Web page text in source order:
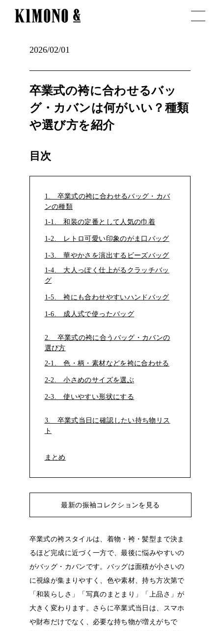
2026/02/01
卒業式の袴に合わせるバッ
グ・カバンは何がいい？種類
や選び方を紹介
目次
1. 卒業式の袴に合わせるバッグ・カバ
ンの種類
1-1. 和装の定番として人気の巾着
1-2. レトロ可愛い印象のがま口バッグ
1-3. 華やかさを演出するビーズバッグ
1-4. 大人っぽく仕上がるクラッチバッ
グ
1-5. 袴にも合わせやすいハンドバッグ
1-6. 成人式で使ったバッグ
2. 卒業式の袴に合うバッグ・カバンの
選び方
2-1. 色・柄・素材などを袴に合わせる
2-2. 小さめのサイズを選ぶ
2-3. 使いやすい形状にする
3. 卒業式当日に確認したい持ち物リス
ト
まとめ
最新の振袖コレクションを見る
卒業式の袴スタイルは、着物・袴・髪型まで決ま
るほど完成に近づく一方で、最後に悩みやすいの
がバッグ・カバンです。バッグは面積が小さいの
に視線が集まりやすく、色や素材、持ち方次第で
「和装らしさ」「写真のまとまり」「上品さ」が
大きく変わります。さらに卒業式当日は、スマホ
や財布だけでなく、必要な持ち物が増えがちで